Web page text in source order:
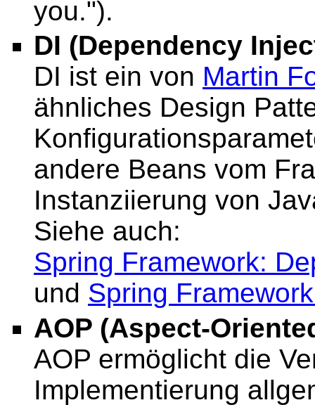
you.").
DI (Dependency
DI ist ein von Martin
ähnliches Design
andere Beans vom
Instanziierung von
Siehe auch:
Spring Framework:
und Spring
AOP (Aspect-
AOP ermöglicht die
Implementierung